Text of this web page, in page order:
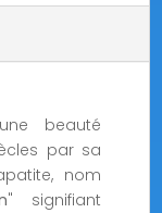
beauté
par sa
nom
" signifiant